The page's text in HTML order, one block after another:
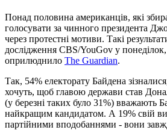
Понад половина американців, які
голосувати за чинного президента
через протестні мотиви. Такі
дослідження CBS/YouGov у
оприлюднило The Guardian.
Так, 54% електорату Байдена
хочуть, щоб главою держави став
(у березні таких було 31%) вважають
найкращим кандидатом. А 19% свій
партійними вподобаннями - вони